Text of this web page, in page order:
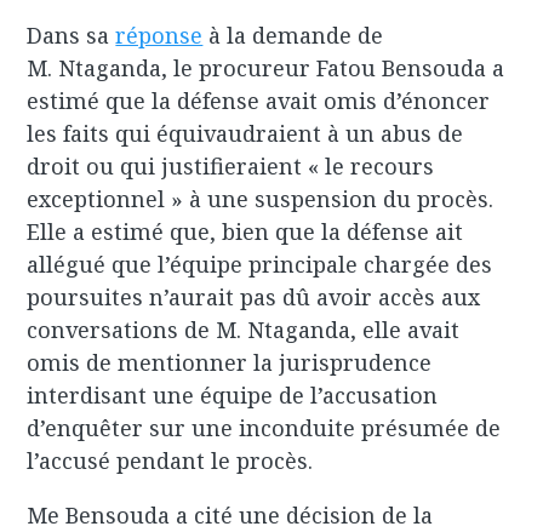
Dans saréponse à la demande de
M. Ntaganda, le procureur Fatou Bensouda a
estimé que la défense avait omis d’énoncer
les faits qui équivaudraient à un abus de
droit ou qui justifieraient « le recours
exceptionnel » à une suspension du procès.
Elle a estimé que, bien que la défense ait
allégué que l’équipe principale chargée des
poursuites n’aurait pas dû avoir accès aux
conversations de M. Ntaganda, elle avait
omis de mentionner la jurisprudence
interdisant une équipe de l’accusation
d’enquêter sur une inconduite présumée de
l’accusé pendant le procès.
Me Bensouda a cité une décision de la